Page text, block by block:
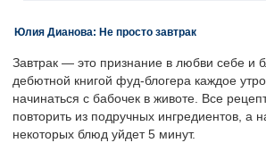
Юлия Дианова: Не просто завтрак
Завтрак — это признание в любви себе и
дебютной книгой фуд-блогера каждое
начинаться с бабочек в животе. Все
повторить из подручных ингредиентов, а
некоторых блюд уйдет 5 минут.